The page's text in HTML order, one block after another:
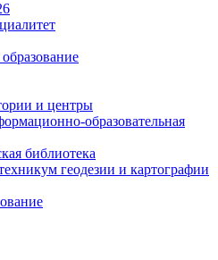
и центры
образовательная
библиотека
геодезии и картографии